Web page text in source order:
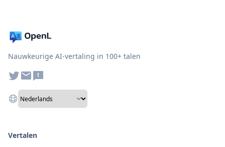
Nauwkeurige AI-vertaling in 100+ talen
Vertalen